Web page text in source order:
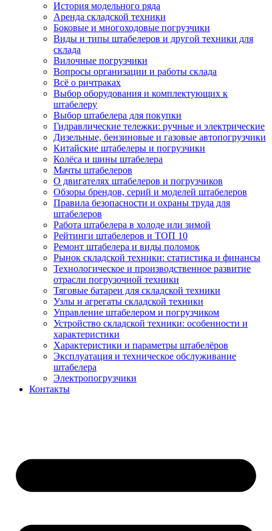
История модельного ряда
Аренда складской техники
Боковые и многоходовые погрузчики
Виды и типы штабелеров и другой техники для
склада
Вилочные погрузчики
Вопросы организации и работы склада
Всё о ричтраках
Выбор оборудования и комплектующих к
штабелеру
Выбор штабелера для покупки
Гидравлические тележки: ручные и электрические
Дизельные, бензиновые и газовые автопогрузчики
Китайские штабелеры и погрузчики
Колёса и шины штабелера
Мачты штабелеров
О двигателях штабелеров и погрузчиков
Обзоры брендов, серий и моделей штабелеров
Правила безопасности и охраны труда для
штабелеров
Работа штабелера в холоде или зимой
Рейтинги штабелеров и ТОП 10
Ремонт штабелера и виды поломок
Рынок складской техники: статистика и финансы
Технологическое и производственное развитие
отрасли погрузочной техники
Тяговые батареи для складской техники
Узлы и агрегаты складской техники
Управление штабелером и погрузчиком
Устройство складской техники: особенности и
характеристики
Характеристики и параметры штабелёров
Эксплуатация и техническое обслуживание
штабелера
Электропогрузчики
Контакты